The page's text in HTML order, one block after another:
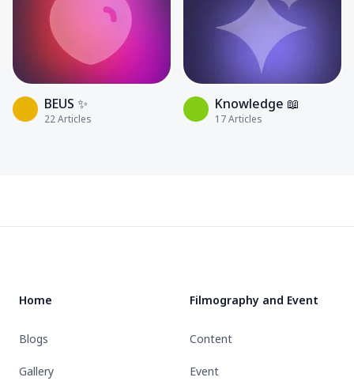
BEUS ✨
22Articles
Knowledge 📖
17Articles
Home
Blogs
Gallery
Filmography and Event
Content
Event